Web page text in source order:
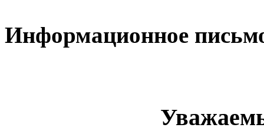
Информационное